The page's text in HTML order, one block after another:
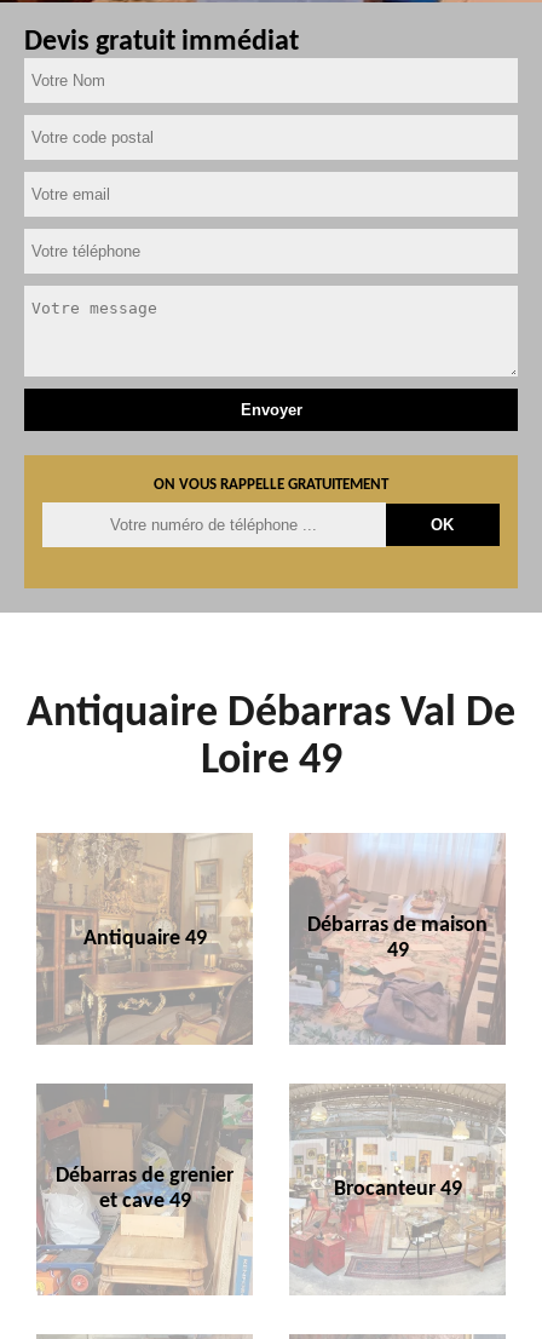
Devis gratuit immédiat
ON VOUS RAPPELLE GRATUITEMENT
Antiquaire Débarras Val De
Loire 49
Antiquaire 49
Débarras de maison
49
Débarras de grenier
et cave 49
Brocanteur 49